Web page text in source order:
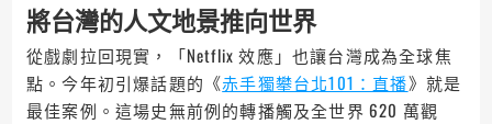
將台灣的人文地景推向世界
從戲劇拉回現實，「Netflix 效應」也讓台灣成為全球焦
點。今年初引爆話題的《赤手獨攀台北101：直播》就是
最佳案例。這場史無前例的轉播觸及全世界 620 萬觀